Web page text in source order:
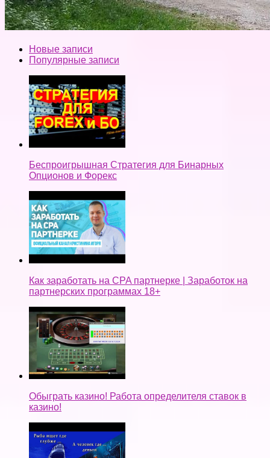
Новые записи
Популярные записи
Беспроигрышная Стратегия для Бинарных
Опционов и Форекс
Как заработать на CPA партнерке | Заработок на
партнерских программах 18+
Обыграть казино! Работа определителя ставок в
казино!